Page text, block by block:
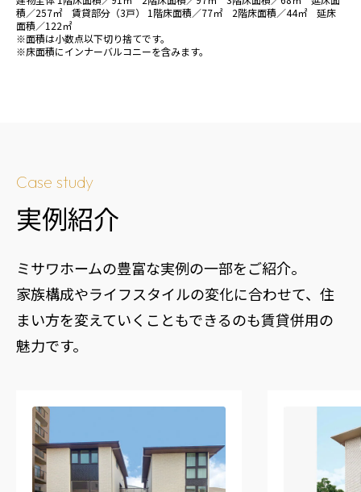
積／257㎡ 賃貸部分（3戸） 1階床面積／77㎡ 2階床面積／44㎡ 延床
面積／122㎡
※面積は小数点以下切り捨てです。
※床面積にインナーバルコニーを含みます。
Case study
実例紹介
ミサワホームの豊富な実例の一部をご紹介。
家族構成やライフスタイルの変化に合わせて、住
まい方を変えていくこともできるのも賃貸併用の
魅力です。